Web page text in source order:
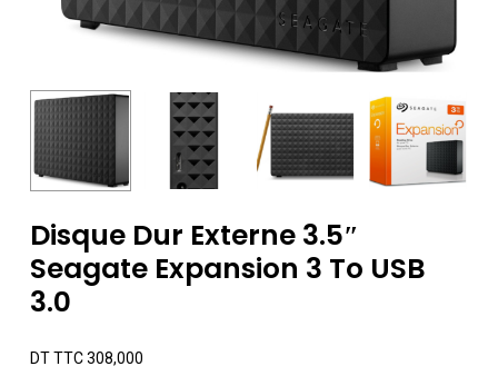
Disque Dur Externe 3.5″
Seagate Expansion 3 To USB
3.0
DT TTC308,000